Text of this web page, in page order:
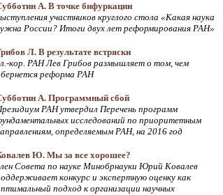
А. В точке бифуркации
участников круглого стола «Какая наука
России? Итоги двух лет реформирования РАН»
Л. В результате встряски
кор. РАН Лев Грибов размышляет о том, чем
реформа РАН
А. Программный сбой
РАН утвердил Перечень программ
исследований по приоритетным
определяемым РАН, на 2016 год
Ю. Мы за все хорошее?
Совета по науке Минобрнауки Юрий Ковалев
конкурс и экспертную оценку как
подход к организации научных